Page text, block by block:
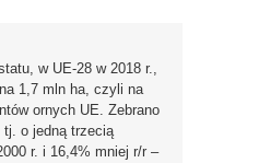
w UE-28 w 2018 r.,
1,7 mln ha, czyli na
ornych UE. Zebrano
tj. o jedną trzecią
r. i 16,4% mniej r/r –